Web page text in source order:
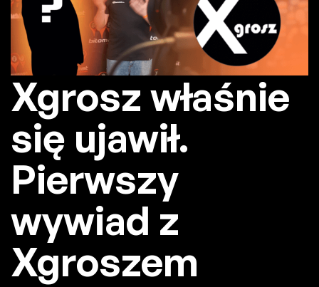
Xgrosz właśnie
się ujawił.
Pierwszy
wywiad z
Xgroszem